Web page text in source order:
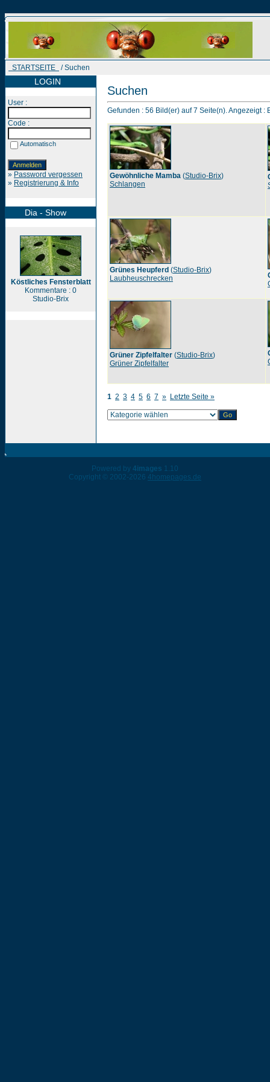
STARTSEITE / Suchen
LOGIN
User :
Code :
Automatisch
» Password vergessen
» Registrierung & Info
Dia - Show
Köstliches Fensterblatt
Kommentare : 0
Studio-Brix
Suchen
Gefunden : 56 Bild(er) auf 7 Seite(n). Angezeigt :
Gewöhnliche Mamba (Studio-Brix)
Schlangen
Grünes Heupferd (Studio-Brix)
Laubheuschrecken
Grüner Zipfelfalter (Studio-Brix)
Grüner Zipfelfalter
1 2 3 4 5 6 7 » Letzte Seite »
Powered by 4images 1.10
Copyright © 2002-2026 4homepages.de